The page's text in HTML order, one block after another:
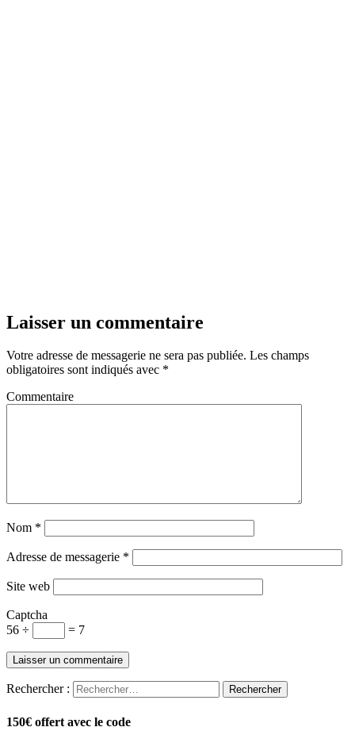
Laisser un commentaire
Votre adresse de messagerie ne sera pas publiée. Les champs
obligatoires sont indiqués avec *
Commentaire
Nom *
Adresse de messagerie *
Site web
Captcha
56 ÷
= 7
Rechercher :
150€ offert avec le code